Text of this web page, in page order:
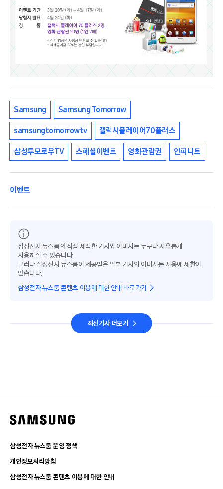
Samsung Samsung Tomorrow
samsungtomorrowtv 갤럭시플레이어70플러스
삼성투모로우TV 스페셜이벤트 영화관람권 인피니트
이벤트
삼성전자 뉴스룸의 직접 제작한 기사와 이미지는 누구나 자유롭게
사용하실 수 있습니다.
그러나 삼성전자 뉴스룸이 제공받은 일부 기사와 이미지는 사용에 제한이
있습니다.
삼성전자 뉴스룸 콘텐츠 이용에 대한 안내 바로가기
최신기사 더보기
삼성전자 뉴스룸 운영 정책
개인정보처리방침
삼성전자 뉴스룸 콘텐츠 이용에 대한 안내